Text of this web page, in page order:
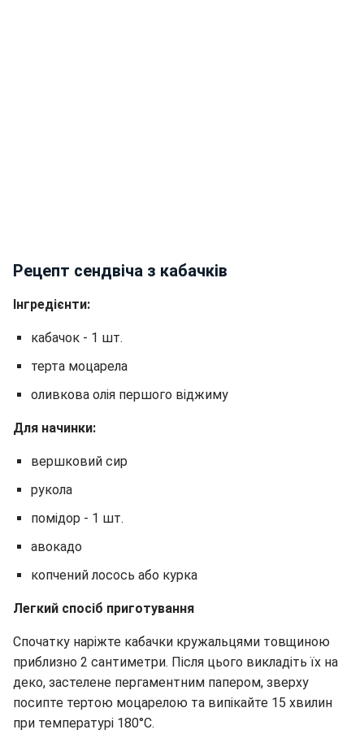
Рецепт сендвіча з кабачків
Інгредієнти:
кабачок - 1 шт.
терта моцарела
оливкова олія першого віджиму
Для начинки:
вершковий сир
рукола
помідор - 1 шт.
авокадо
копчений лосось або курка
Легкий спосіб приготування
Спочатку наріжте кабачки кружальцями товщиною
приблизно 2 сантиметри. Після цього викладіть їх на
деко, застелене пергаментним папером, зверху
посипте тертою моцарелою та випікайте 15 хвилин
при температурі 180°C.